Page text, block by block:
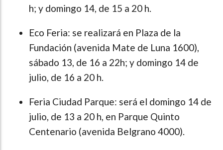
h; y domingo 14, de 15 a 20 h.
Eco Feria: se realizará en Plaza de la
Fundación (avenida Mate de Luna 1600),
sábado 13, de 16 a 22h; y domingo 14 de
julio, de 16 a 20 h.
Feria Ciudad Parque: será el domingo 14 de
julio, de 13 a 20 h, en Parque Quinto
Centenario (avenida Belgrano 4000).